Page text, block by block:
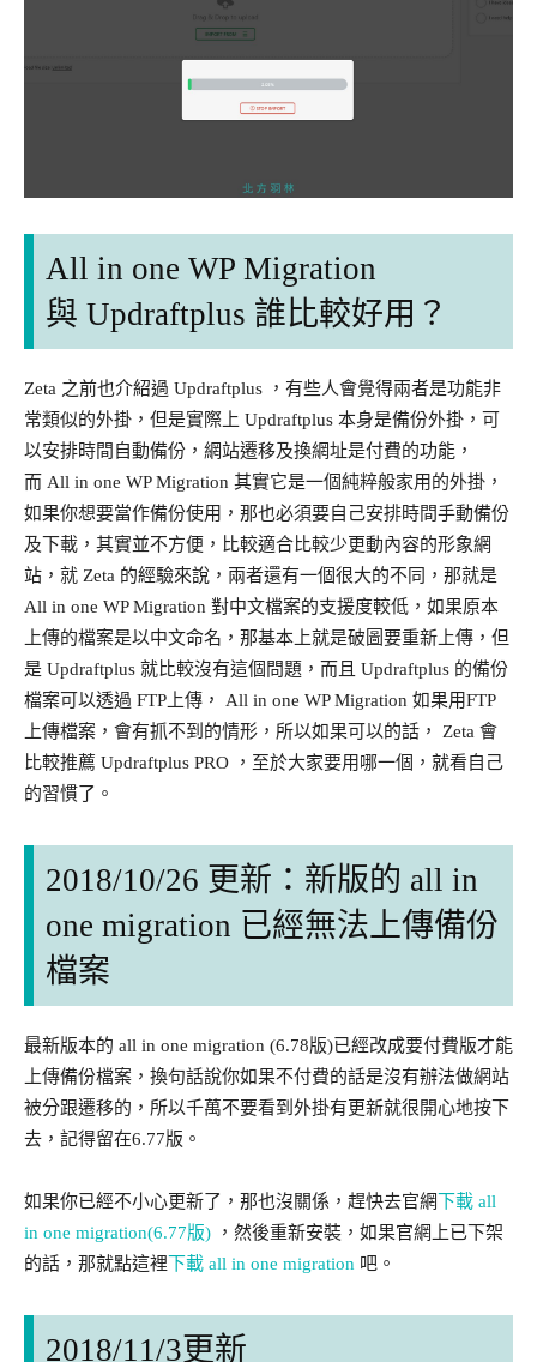
All in one WP Migration
與 Updraftplus 誰比較好用？
Zeta 之前也介紹過 Updraftplus ，有些人會覺得兩者是功能非
常類似的外掛，但是實際上 Updraftplus 本身是備份外掛，可
以安排時間自動備份，網站遷移及換網址是付費的功能，
而 All in one WP Migration 其實它是一個純粹般家用的外掛，
如果你想要當作備份使用，那也必須要自己安排時間手動備份
及下載，其實並不方便，比較適合比較少更動內容的形象網
站，就 Zeta 的經驗來說，兩者還有一個很大的不同，那就是
All in one WP Migration 對中文檔案的支援度較低，如果原本
上傳的檔案是以中文命名，那基本上就是破圖要重新上傳，但
是 Updraftplus 就比較沒有這個問題，而且 Updraftplus 的備份
檔案可以透過 FTP上傳， All in one WP Migration 如果用FTP
上傳檔案，會有抓不到的情形，所以如果可以的話， Zeta 會
比較推薦 Updraftplus PRO ，至於大家要用哪一個，就看自己
的習慣了。
2018/10/26 更新：新版的 all in
one migration 已經無法上傳備份
檔案
最新版本的 all in one migration (6.78版)已經改成要付費版才能
上傳備份檔案，換句話說你如果不付費的話是沒有辦法做網站
被分跟遷移的，所以千萬不要看到外掛有更新就很開心地按下
去，記得留在6.77版。
如果你已經不小心更新了，那也沒關係，趕快去官網下載 all
in one migration(6.77版) ，然後重新安裝，如果官網上已下架
的話，那就點這裡下載 all in one migration 吧。
2018/11/3更新